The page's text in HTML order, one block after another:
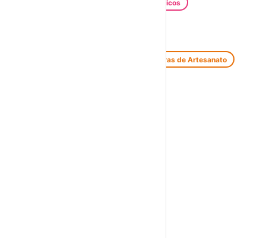
Festivais Gastronómicos
Feiras de Artesanato